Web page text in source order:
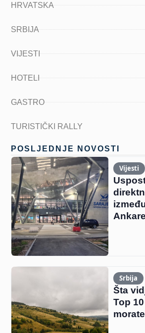
HRVATSKA
SRBIJA
VIJESTI
HOTELI
GASTRO
TURISTIČKI RALLY
POSLJEDNJE NOVOSTI
Vijesti
Ankare
Srbija
Šta
Top